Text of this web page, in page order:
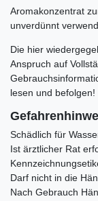
Aromakonzentrat
unverdünnt
Die hier
Anspruch auf
lesen und befolgen!
Schädlich für
Ist ärztlicher Rat
Darf nicht in die
Nach Gebrauch